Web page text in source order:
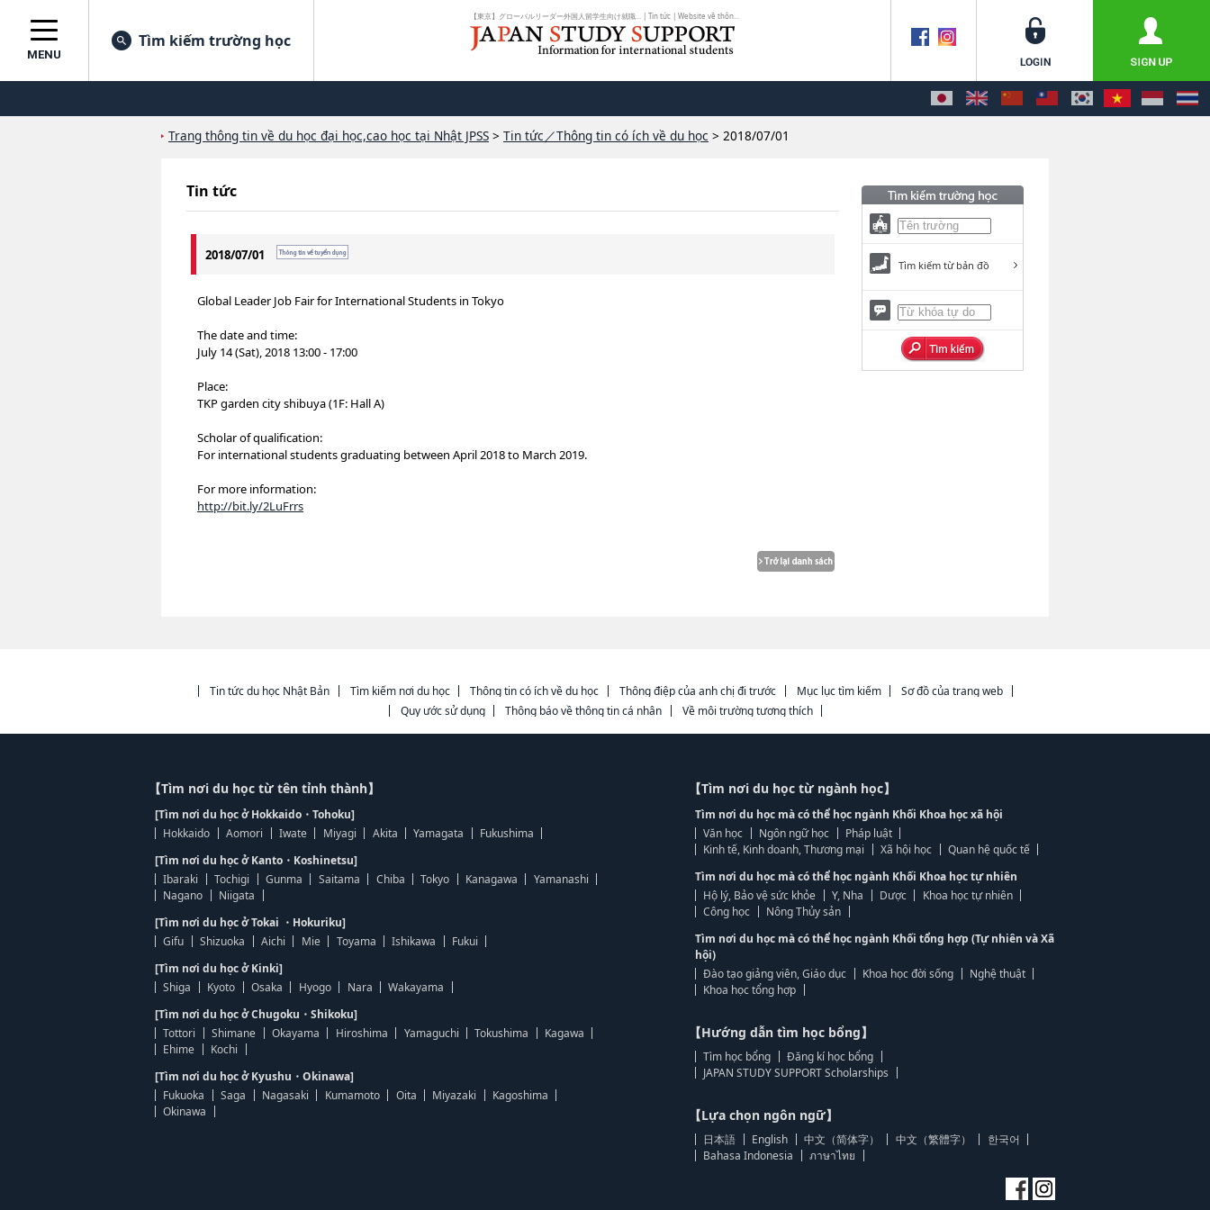
【東京】グローバルリーダー外国人留学生向け就職... | Tin tức | Website về thôn...
MENU
Tìm kiếm trường học
Trang thông tin về du học đại học,cao học tại Nhật JPSS > Tin tức／Thông tin có ích về du học > 2018/07/01
Tin tức
2018/07/01
Global Leader Job Fair for International Students in Tokyo
The date and time:
July 14 (Sat), 2018 13:00 - 17:00
Place:
TKP garden city shibuya (1F: Hall A)
Scholar of qualification:
For international students graduating between April 2018 to March 2019.
For more information:
http://bit.ly/2LuFrrs
Tìm kiếm từ bản đồ
Tin tức du học Nhật Bản Tìm kiếm nơi du học Thông tin có ích về du học Thông điệp của anh chị đi trước Mục lục tìm kiếm
Sơ đồ của trang web
Quy ước sử dụng
Thông báo về thông tin cá nhân Về môi trường tương thích
【Tìm nơi du học từ tên tỉnh thành】
[Tìm nơi du học ở Hokkaido・Tohoku]
Hokkaido
Aomori Iwate Miyagi Akita Yamagata
Fukushima
[Tìm nơi du học ở Kanto・Koshinetsu]
Ibaraki
Tochigi Gunma Saitama Chiba Tokyo Kanagawa
Yamanashi
Nagano
Niigata
[Tìm nơi du học ở Tokai ・Hokuriku]
Gifu
Shizuoka Aichi Mie Toyama Ishikawa
Fukui
[Tìm nơi du học ở Kinki]
Shiga
Kyoto Osaka Hyogo Nara
Wakayama
[Tìm nơi du học ở Chugoku・Shikoku]
Tottori
Shimane Okayama Hiroshima Yamaguchi Tokushima
Kagawa
Ehime
Kochi
[Tìm nơi du học ở Kyushu・Okinawa]
Fukuoka
Saga Nagasaki Kumamoto Oita Miyazaki
Kagoshima
Okinawa
【Tìm nơi du học từ ngành học】
Tìm nơi du học mà có thể học ngành Khối Khoa học xã hội
Văn học
Ngôn ngữ học
Pháp luật
Kinh tế, Kinh doanh, Thương mại
Xã hội học
Quan hệ quốc tế
Tìm nơi du học mà có thể học ngành Khối Khoa học tự nhiên
Hộ lý, Bảo vệ sức khỏe
Y, Nha Dược
Khoa học tự nhiên
Công học
Nông Thủy sản
Tìm nơi du học mà có thể học ngành Khối tổng hợp (Tự nhiên và Xã
hội)
Đào tạo giảng viên, Giáo dục
Khoa học đời sống
Nghệ thuật
Khoa học tổng hợp
【Hướng dẫn tìm học bổng】
Tìm học bổng
Đăng kí học bổng
JAPAN STUDY SUPPORT Scholarships
【Lựa chọn ngôn ngữ】
日本語 English 中文（简体字） 中文（繁體字）
한국어
Bahasa Indonesia
ภาษาไทย